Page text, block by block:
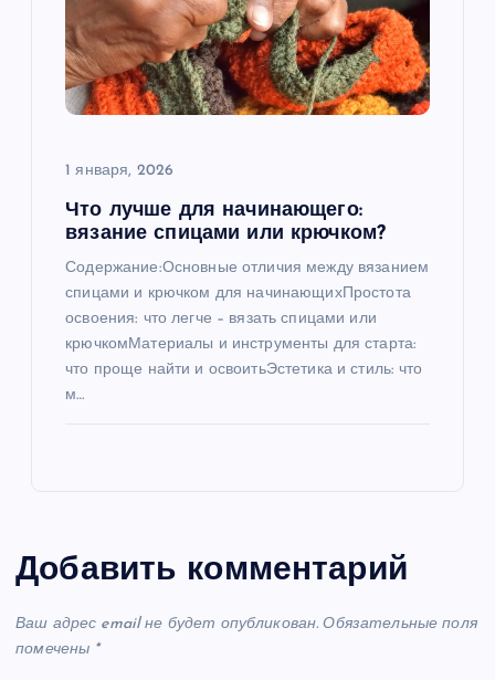
1 января, 2026
Что лучше для начинающего:
вязание спицами или крючком?
Содержание:Основные отличия между вязанием
спицами и крючком для начинающихПростота
освоения: что легче – вязать спицами или
крючкомМатериалы и инструменты для старта:
что проще найти и освоитьЭстетика и стиль: что
м…
Добавить комментарий
Ваш адрес email не будет опубликован. Обязательные поля
помечены *